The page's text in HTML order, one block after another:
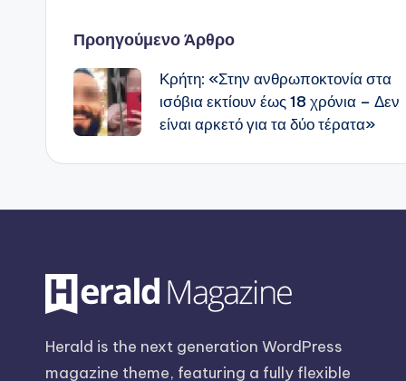
Πλοήγηση
δημοσιεύσεων
Προηγούμενο Άρθρο
Κρήτη: «Στην ανθρωποκτονία στα
ισόβια εκτίουν έως 18 χρόνια – Δεν
είναι αρκετό για τα δύο τέρατα»
Herald is the next generation WordPress
magazine theme, featuring a fully flexible